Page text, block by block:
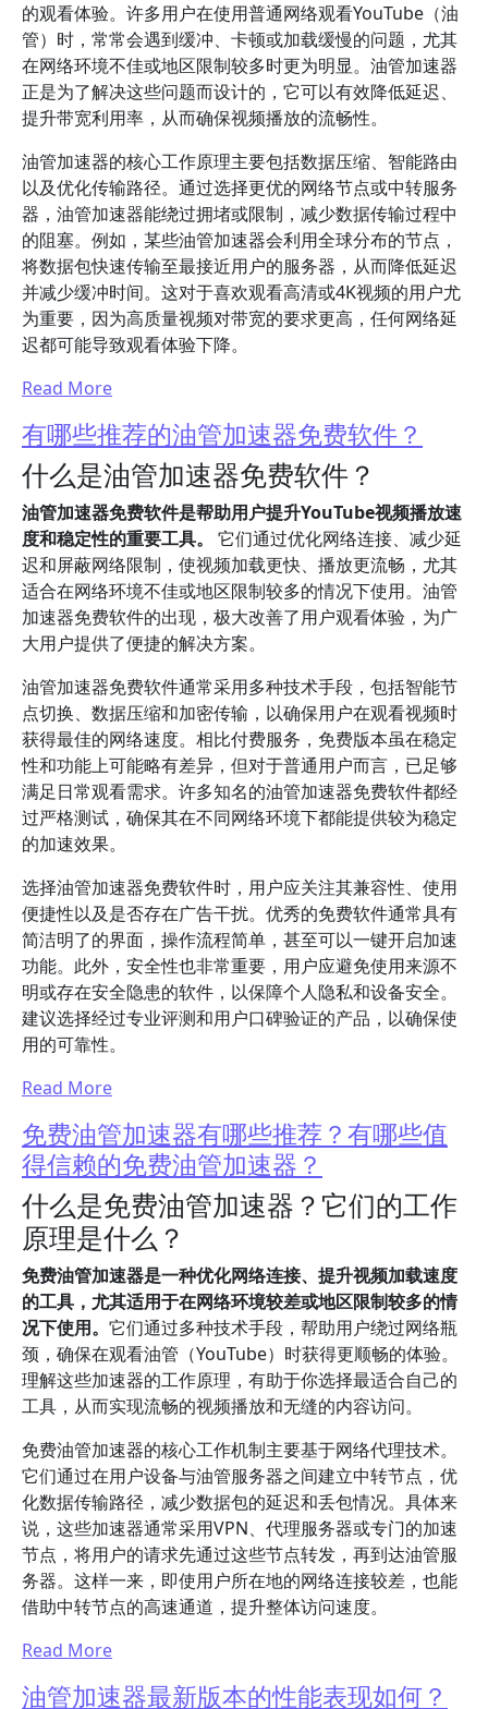
的观看体验。许多用户在使用普通网络观看YouTube（油
管）时，常常会遇到缓冲、卡顿或加载缓慢的问题，尤其
在网络环境不佳或地区限制较多时更为明显。油管加速器
正是为了解决这些问题而设计的，它可以有效降低延迟、
提升带宽利用率，从而确保视频播放的流畅性。
油管加速器的核心工作原理主要包括数据压缩、智能路由
以及优化传输路径。通过选择更优的网络节点或中转服务
器，油管加速器能绕过拥堵或限制，减少数据传输过程中
的阻塞。例如，某些油管加速器会利用全球分布的节点，
将数据包快速传输至最接近用户的服务器，从而降低延迟
并减少缓冲时间。这对于喜欢观看高清或4K视频的用户尤
为重要，因为高质量视频对带宽的要求更高，任何网络延
迟都可能导致观看体验下降。
Read More
有哪些推荐的油管加速器免费软件？
什么是油管加速器免费软件？
油管加速器免费软件是帮助用户提升YouTube视频播放速
度和稳定性的重要工具。
它们通过优化网络连接、减少延
迟和屏蔽网络限制，使视频加载更快、播放更流畅，尤其
适合在网络环境不佳或地区限制较多的情况下使用。油管
加速器免费软件的出现，极大改善了用户观看体验，为广
大用户提供了便捷的解决方案。
油管加速器免费软件通常采用多种技术手段，包括智能节
点切换、数据压缩和加密传输，以确保用户在观看视频时
获得最佳的网络速度。相比付费服务，免费版本虽在稳定
性和功能上可能略有差异，但对于普通用户而言，已足够
满足日常观看需求。许多知名的油管加速器免费软件都经
过严格测试，确保其在不同网络环境下都能提供较为稳定
的加速效果。
选择油管加速器免费软件时，用户应关注其兼容性、使用
便捷性以及是否存在广告干扰。优秀的免费软件通常具有
简洁明了的界面，操作流程简单，甚至可以一键开启加速
功能。此外，安全性也非常重要，用户应避免使用来源不
明或存在安全隐患的软件，以保障个人隐私和设备安全。
建议选择经过专业评测和用户口碑验证的产品，以确保使
用的可靠性。
Read More
免费油管加速器有哪些推荐？有哪些值
得信赖的免费油管加速器？
什么是免费油管加速器？它们的工作
原理是什么？
免费油管加速器是一种优化网络连接、提升视频加载速度
的工具，尤其适用于在网络环境较差或地区限制较多的情
况下使用。 它们通过多种技术手段，帮助用户绕过网络瓶
颈，确保在观看油管（YouTube）时获得更顺畅的体验。
理解这些加速器的工作原理，有助于你选择最适合自己的
工具，从而实现流畅的视频播放和无缝的内容访问。
免费油管加速器的核心工作机制主要基于网络代理技术。
它们通过在用户设备与油管服务器之间建立中转节点，优
化数据传输路径，减少数据包的延迟和丢包情况。具体来
说，这些加速器通常采用VPN、代理服务器或专门的加速
节点，将用户的请求先通过这些节点转发，再到达油管服
务器。这样一来，即使用户所在地的网络连接较差，也能
借助中转节点的高速通道，提升整体访问速度。
Read More
油管加速器最新版本的性能表现如何？